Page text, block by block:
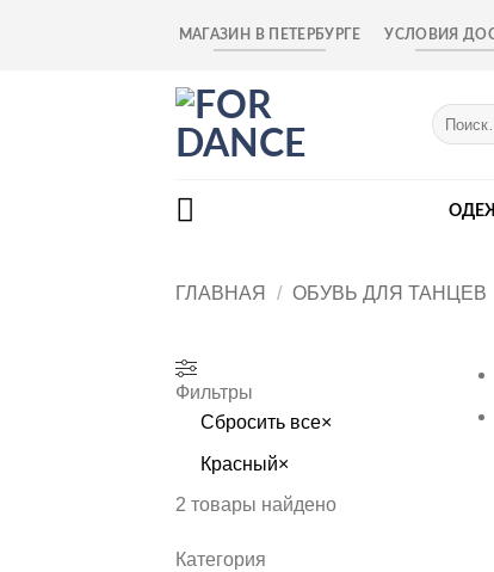
МАГАЗИН В ПЕТЕРБУРГЕ УСЛОВИЯ
Искать:
ГЛАВНАЯ / ОБУВЬ ДЛЯ ТАНЦЕВ
Фильтры
Сбросить все×
Красный×
2 товары найдено
Категория